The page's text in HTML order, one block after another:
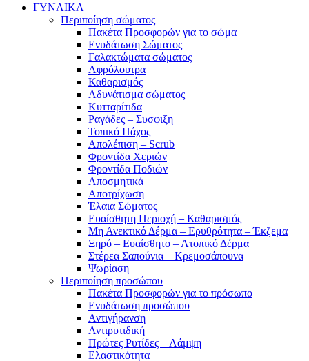
ΓΥΝΑΙΚΑ
Περιποίηση σώματος
Πακέτα Προσφορών για το σώμα
Ενυδάτωση Σώματος
Γαλακτώματα σώματος
Αφρόλουτρα
Καθαρισμός
Αδυνάτισμα σώματος
Κυτταρίτιδα
Ραγάδες – Συσφιξη
Τοπικό Πάχος
Απολέπιση – Scrub
Φροντίδα Χεριών
Φροντίδα Ποδιών
Αποσμητικά
Αποτρίχωση
Έλαια Σώματος
Ευαίσθητη Περιοχή – Καθαρισμός
Μη Ανεκτικό Δέρμα – Ερυθρότητα – Έκζεμα
Ξηρό – Ευαίσθητο – Ατοπικό Δέρμα
Στέρεα Σαπούνια – Κρεμοσάπουνα
Ψωρίαση
Περιποίηση προσώπου
Πακέτα Προσφορών για το πρόσωπο
Ενυδάτωση προσώπου
Αντιγήρανση
Αντιρυτιδική
Πρώτες Ρυτίδες – Λάμψη
Ελαστικότητα